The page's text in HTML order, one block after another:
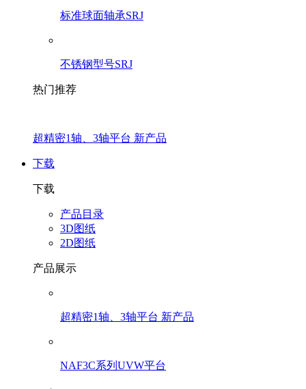
标准球面轴承SRJ
不锈钢型号SRJ
热门推荐
超精密1轴、3轴平台 新产品
下载
下载
产品目录
3D图纸
2D图纸
产品展示
超精密1轴、3轴平台 新产品
NAF3C系列UVW平台